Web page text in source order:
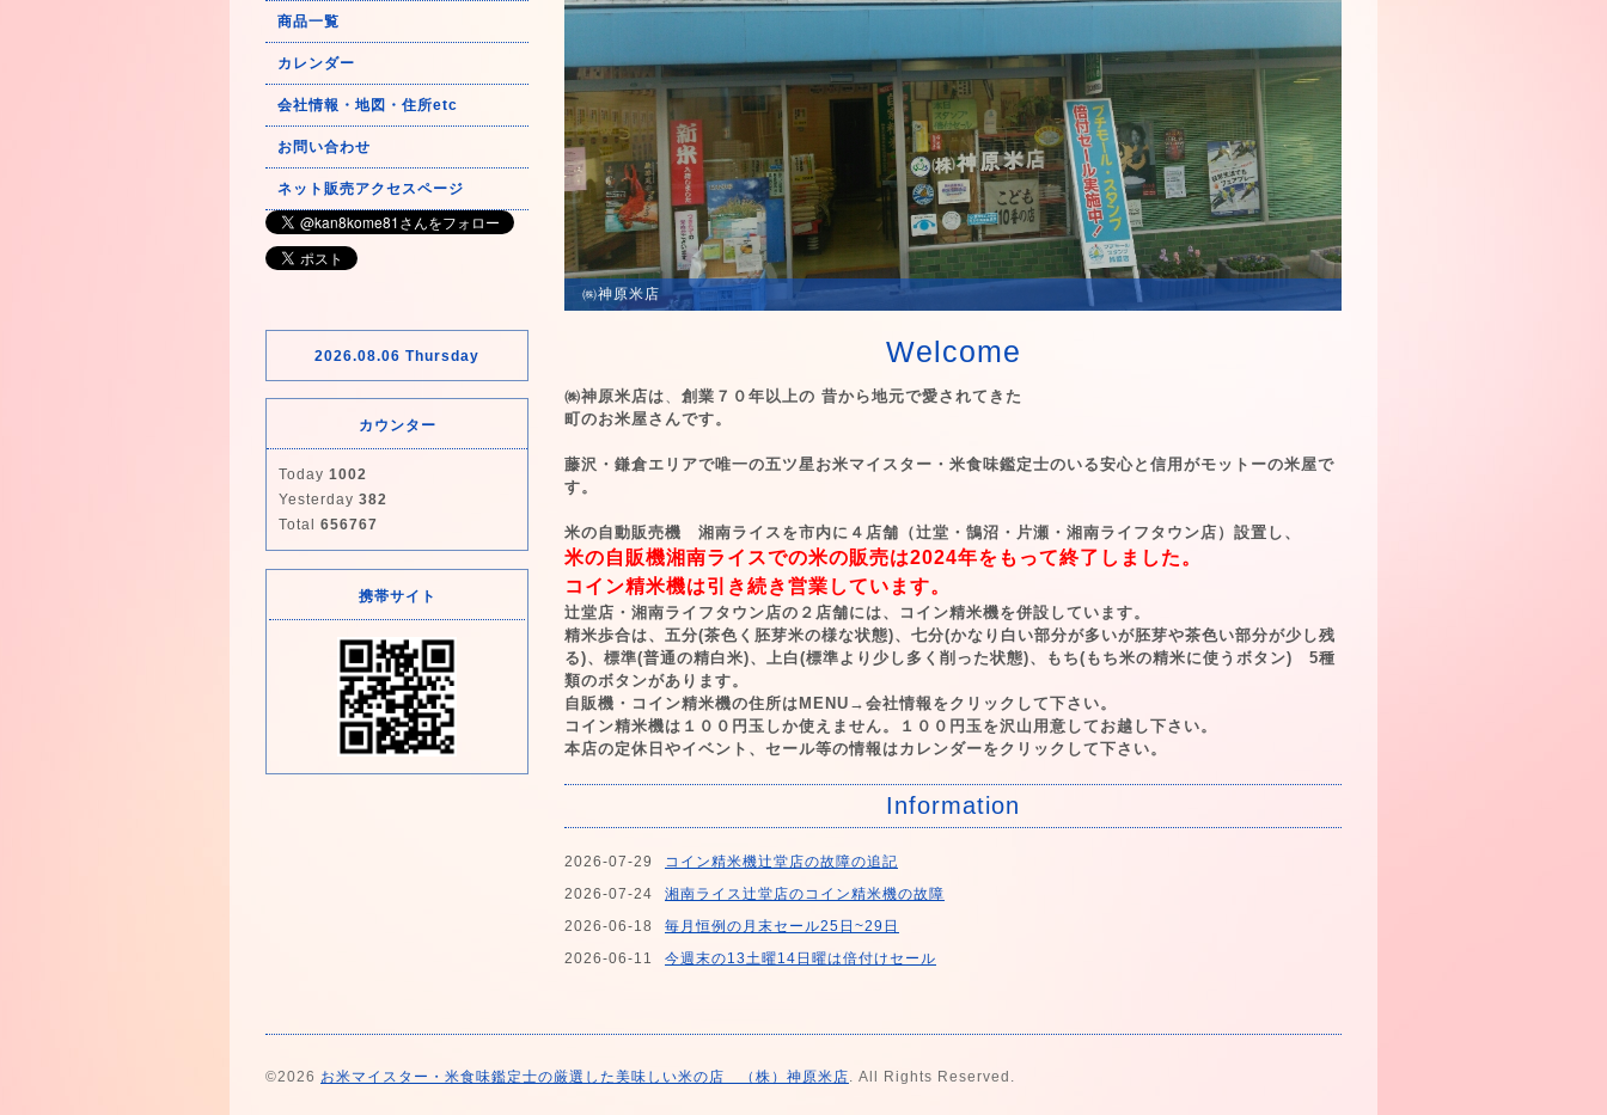
㈱神原米店
Welcome
㈱神原米店は、 創業７０年以上の 昔から地元で愛されてきた
町のお米屋さんです。
藤沢・鎌倉エリアで唯一の五ツ星お米マイスター・米食味鑑定士のいる安心と信用がモットーの米屋で
す。
米の自動販売機 湘南ライスを市内に４店舗（辻堂・鵠沼・片瀬・湘南ライフタウン店）設置し、
米の自販機湘南ライスでの米の販売は2024年をもって終了しました。
コイン精米機は引き続き営業しています。
辻堂店・湘南ライフタウン店の２店舗には、コイン精米機を併設しています。
精米歩合は、五分(茶色く胚芽米の様な状態)、七分(かなり白い部分が多いが胚芽や茶色い部分が少し残
る)、標準(普通の精白米)、上白(標準より少し多く削った状態)、もち(もち米の精米に使うボタン) 5種
類のボタンがあります。
自販機・コイン精米機の住所はMENU→会社情報をクリックして下さい。
コイン精米機は１００円玉しか使えません。１００円玉を沢山用意してお越し下さい。
本店の定休日やイベント、セール等の情報はカレンダーをクリックして下さい。
Information
2026-07-29
コイン精米機辻堂店の故障の追記
2026-07-24
湘南ライス辻堂店のコイン精米機の故障
2026-06-18
毎月恒例の月末セール25日~29日
2026-06-11
今週末の13土曜14日曜は倍付けセール
商品一覧
カレンダー
会社情報・地図・住所etc
お問い合わせ
ネット販売アクセスページ
2026.08.06 Thursday
カウンター
Today 1002
Yesterday 382
Total 656767
携帯サイト
©2026 お米マイスター・米食味鑑定士の厳選した美味しい米の店 （株）神原米店. All Rights Reserved.